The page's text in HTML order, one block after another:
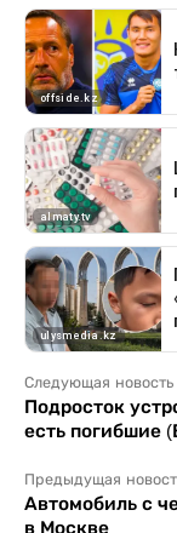
Следующая новость
Подросток
есть погибшие
Предыдущая
Автомобиль с
в Москве